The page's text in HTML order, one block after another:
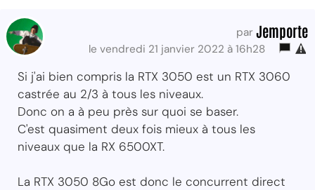
par Jemporte
le vendredi 21 janvier 2022 à 16h28
Si j'ai bien compris la RTX 3050 est un RTX 3060
castrée au 2/3 à tous les niveaux.
Donc on a à peu près sur quoi se baser.
C'est quasiment deux fois mieux à tous les
niveaux que la RX 6500XT.
La RTX 3050 8Go est donc le concurrent direct